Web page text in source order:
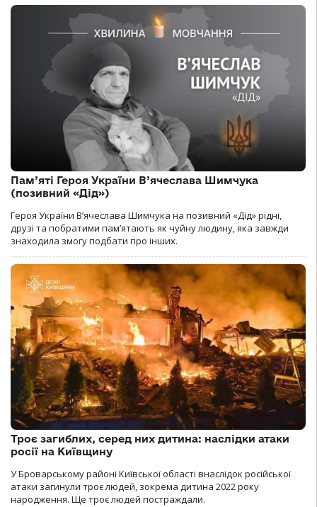
Пам’яті Героя України В’ячеслава Шимчука
(позивний «Дід»)
Героя України В’ячеслава Шимчука на позивний «Дід» рідні,
друзі та побратими пам’ятають як чуйну людину, яка завжди
знаходила змогу подбати про інших.
Троє загиблих, серед них дитина: наслідки атаки
росії на Київщину
У Броварському районі Київської області внаслідок російської
атаки загинули троє людей, зокрема дитина 2022 року
народження. Ще троє людей постраждали.